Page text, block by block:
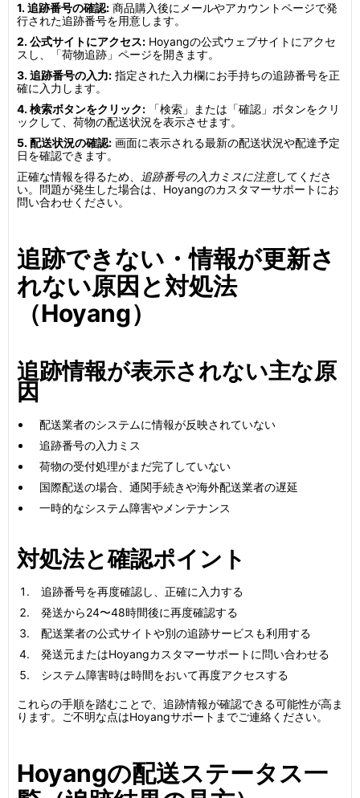
1. 追跡番号の確認: 商品購入後にメールやアカウントページで発
行された追跡番号を用意します。
2. 公式サイトにアクセス: Hoyangの公式ウェブサイトにアクセ
スし、「荷物追跡」ページを開きます。
3. 追跡番号の入力: 指定された入力欄にお手持ちの追跡番号を正
確に入力します。
4. 検索ボタンをクリック: 「検索」または「確認」ボタンをクリ
ックして、荷物の配送状況を表示させます。
5. 配送状況の確認: 画面に表示される最新の配送状況や配達予定
日を確認できます。
正確な情報を得るため、
追跡番号の入力ミスに注意してくださ
い。問題が発生した場合は、Hoyangのカスタマーサポートにお
問い合わせください。
追跡できない・情報が更新さ
れない原因と対処法
（Hoyang）
追跡情報が表示されない主な原
因
配送業者のシステムに情報が反映されていない
追跡番号の入力ミス
荷物の受付処理がまだ完了していない
国際配送の場合、通関手続きや海外配送業者の遅延
一時的なシステム障害やメンテナンス
対処法と確認ポイント
追跡番号を再度確認し、正確に入力する
発送から24〜48時間後に再度確認する
配送業者の公式サイトや別の追跡サービスも利用する
発送元またはHoyangカスタマーサポートに問い合わせる
システム障害時は時間をおいて再度アクセスする
これらの手順を踏むことで、追跡情報が確認できる可能性が高ま
ります。ご不明な点はHoyangサポートまでご連絡ください。
Hoyangの配送ステータス一